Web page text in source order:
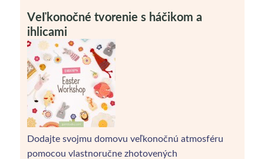
Veľkonočné tvorenie s háčikom a
ihlicami
Dodajte svojmu domovu veľkonočnú atmosféru
pomocou vlastnoručne zhotovených